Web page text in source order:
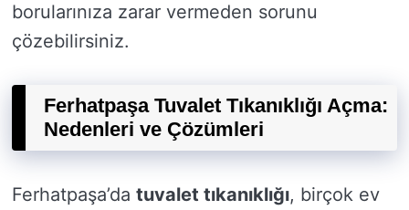
borularınıza zarar vermeden sorunu
çözebilirsiniz.
Ferhatpaşa Tuvalet Tıkanıklığı Açma:
Nedenleri ve Çözümleri
Ferhatpaşa’da tuvalet tıkanıklığı, birçok ev